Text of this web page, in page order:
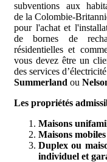
subventions aux
de la Colombie-
pour l'achat et
de bornes de
résidentielles et
vous devez être un
des services
Summerland ou
Les propriétés
Maisons
Maisons
Duplex ou
individuel et